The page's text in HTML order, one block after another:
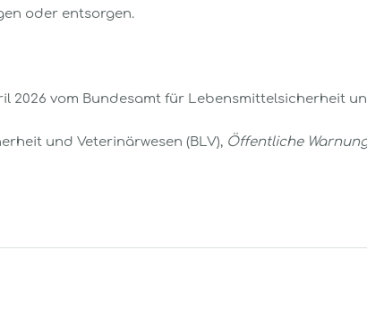
oder entsorgen.
2026 vom Bundesamt für Lebensmittelsicherheit
und Veterinärwesen (BLV), Öffentliche